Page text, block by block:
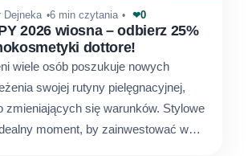
Dejneka 6 min czytania ❤0
2026 wiosna – odbierz 25%
dottore!
wiele osób poszukuje nowych
swojej rutyny pielęgnacyjnej,
zmieniających się warunków. Stylowe
moment, by zainwestować w…